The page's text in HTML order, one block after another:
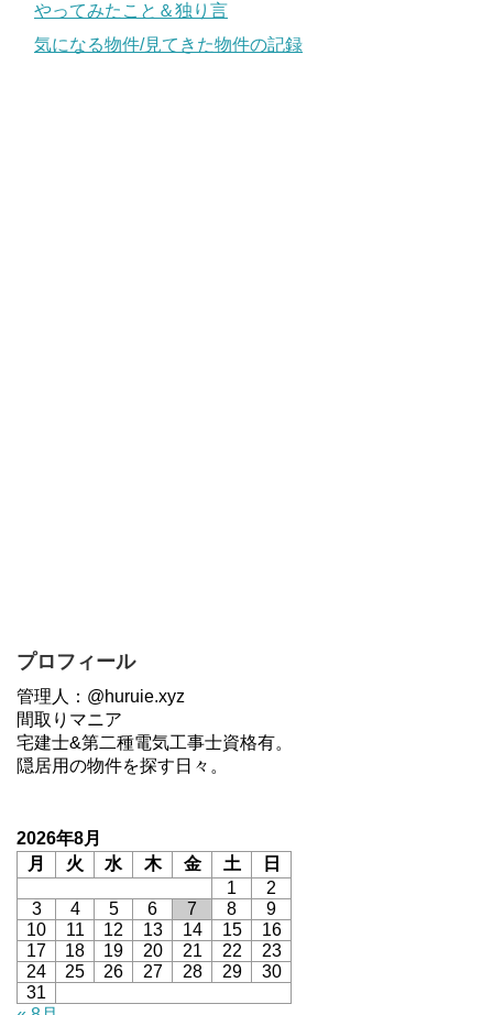
やってみたこと＆独り言
気になる物件/見てきた物件の記録
プロフィール
管理人：@huruie.xyz
間取りマニア
宅建士&第二種電気工事士資格有。
隠居用の物件を探す日々。
2026年8月
月
火 水 木 金 土
日
1
2
3
4 5 6 7 8
9
10
11 12 13 14 15
16
17
18 19 20 21 22
23
24
25 26 27 28 29
30
31